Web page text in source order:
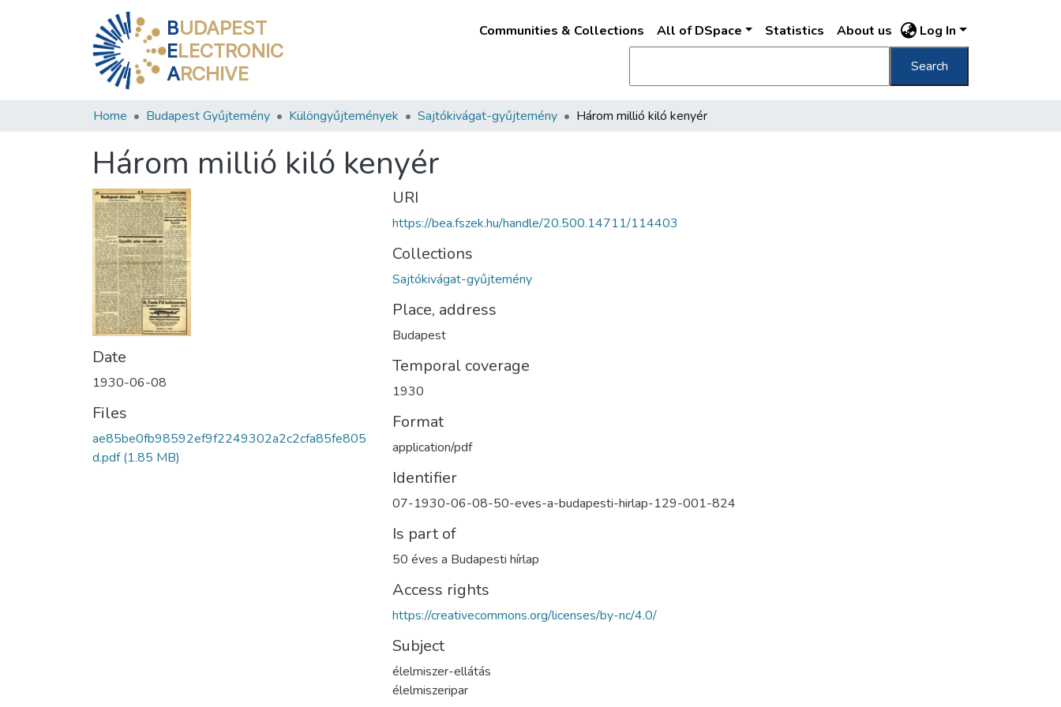
BUDAPEST
ELECTRONIC
ARCHIVE
Communities & Collections All of DSpace Statistics About us Log In
Search
Home Budapest Gyűjtemény Különgyűjtemények Sajtókivágat-gyűjtemény Három millió kiló kenyér
Három millió kiló kenyér
Date
1930-06-08
Files
ae85be0fb98592ef9f2249302a2c2cfa85fe805
d.pdf(1.85 MB)
URI
https://bea.fszek.hu/handle/20.500.14711/114403
Collections
Sajtókivágat-gyűjtemény
Place, address
Budapest
Temporal coverage
1930
Format
application/pdf
Identifier
07-1930-06-08-50-eves-a-budapesti-hirlap-129-001-824
Is part of
50 éves a Budapesti hírlap
Access rights
https://creativecommons.org/licenses/by-nc/4.0/
Subject
élelmiszer-ellátás
élelmiszeripar